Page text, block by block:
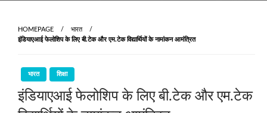
HOMEPAGE
भारत
इंडियाएआई फेलोशिप के लिए बी.टेक और एम.टेक विद्यार्थियों के नामांकन आमंत्रित
भारत शिक्षा
इंडियाएआई फेलोशिप के लिए बी.टेक और एम.टेक